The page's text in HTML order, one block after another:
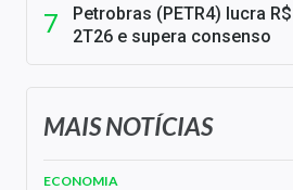
Petrobras (PETR4) lucra
2T26 e supera consenso
MAIS NOTÍCIAS
ECONOMIA